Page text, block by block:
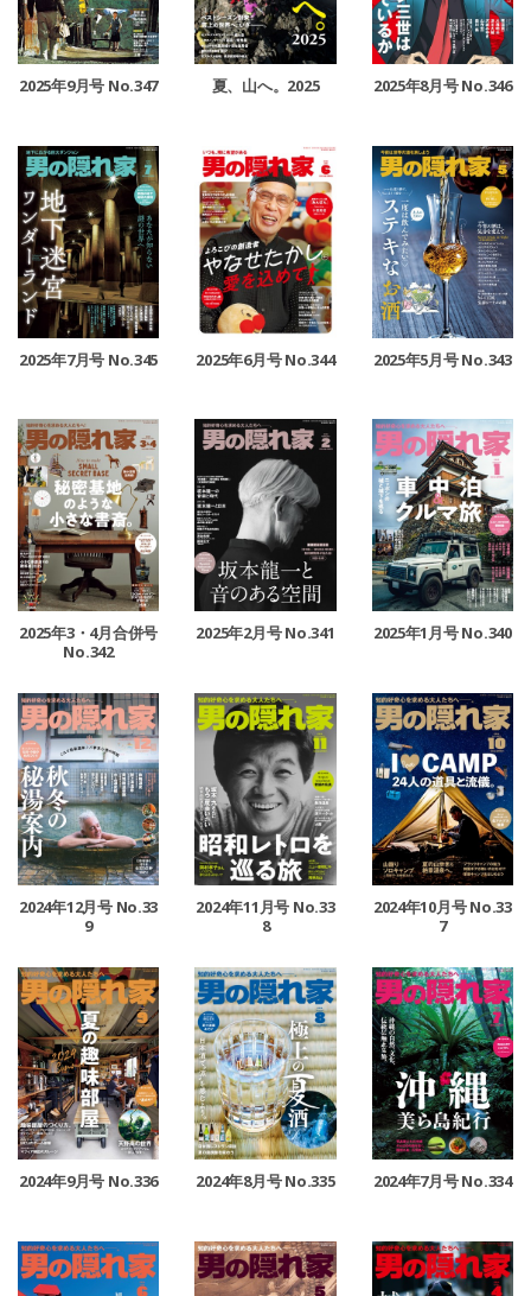
2025年9月号 No.347 夏、山へ。2025 2025年8月号 No.346
2025年7月号 No.345 2025年6月号 No.344 2025年5月号 No.343
2025年3・4月合併号
No.342
2025年2月号 No.341 2025年1月号 No.340
2024年12月号 No.33
9
2024年11月号 No.33
8
2024年10月号 No.33
7
2024年9月号 No.336 2024年8月号 No.335 2024年7月号 No.334